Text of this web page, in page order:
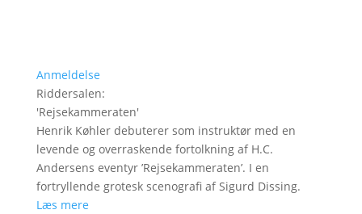
Anmeldelse
Riddersalen:
'Rejsekammeraten'
Henrik Køhler debuterer som instruktør med en
levende og overraskende fortolkning af H.C.
Andersens eventyr ’Rejsekammeraten’. I en
fortryllende grotesk scenografi af Sigurd Dissing.
Læs mere